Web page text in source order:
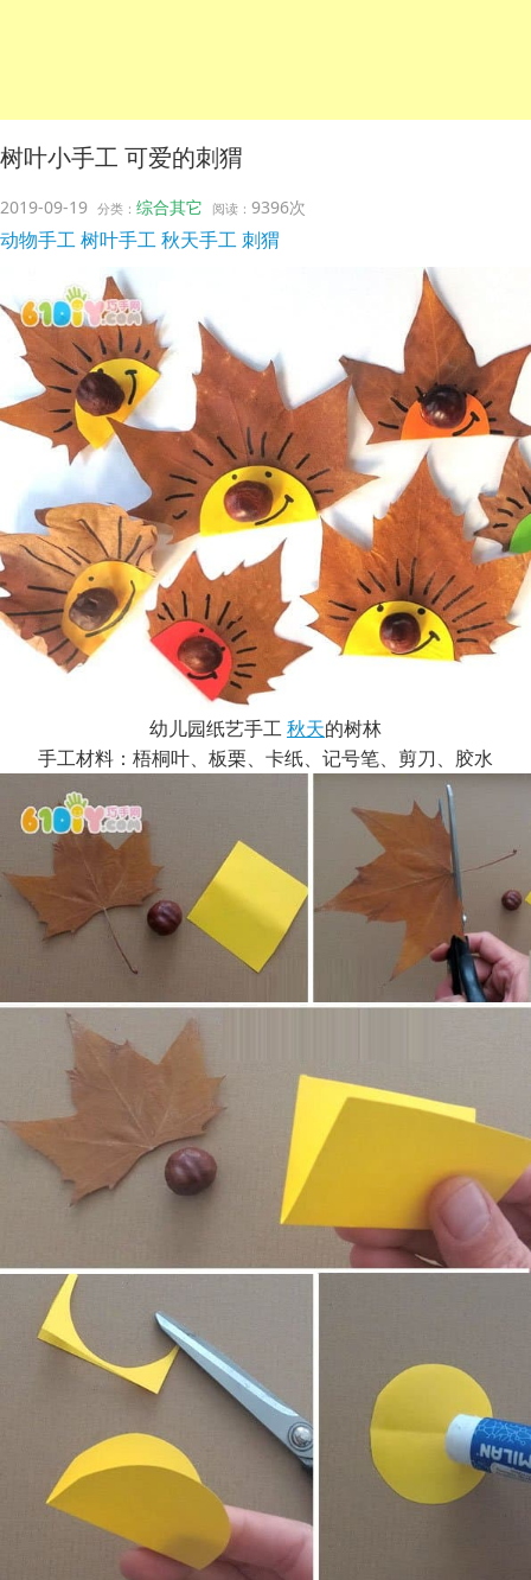
树叶小手工 可爱的刺猬
2019-09-19 分类： 综合其它 阅读： 9396次
动物手工树叶手工秋天手工刺猬
幼儿园纸艺手工秋天的树林
手工材料：梧桐叶、板栗、卡纸、记号笔、剪刀、胶水